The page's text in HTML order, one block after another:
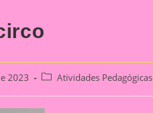
2023
PostAtividades Pedagógicas